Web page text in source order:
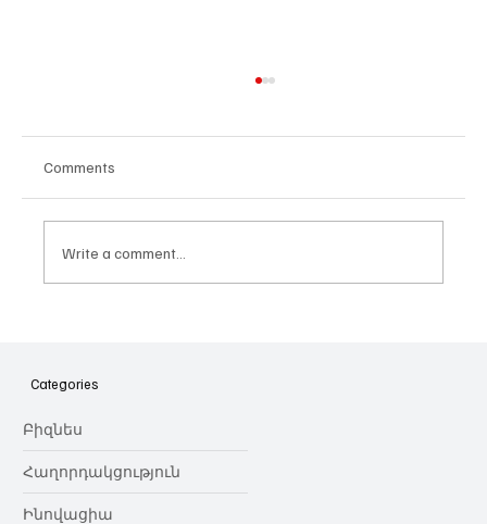
նվիրում որոշում
Comments
Write a comment...
Categories
Բիզնես
Հաղորդակցություն
Ինովացիա